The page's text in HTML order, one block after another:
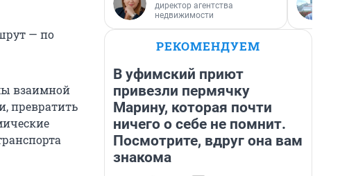
— по
взаимной
превратить
директор агентства
недвижимости
РЕКОМЕНДУЕМ
В уфимский приют
привезли пермячку
Марину, которая почти
ничего о себе не помнит.
Посмотрите, вдруг она вам
знакома